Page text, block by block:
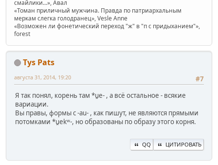
смайлики...», Авал
«Томан приличный мужчина. Правда по патриархальным
меркам слегка голодранец», Vesle Anne
«Возможен ли фонетический переход "ж" в "п с придыханием"»,
forest
Tys Pats
#7
августа 31, 2014, 19:20
Я так понял, корень там *u̯e- , а всё остальное - всякие
вариации.
Вы правы, формы с -au- , как пишут, не являются прямыми
потомками *u̯ekʷ-, но образованы по образу этого корня.
QQ ЦИТИРОВАТЬ